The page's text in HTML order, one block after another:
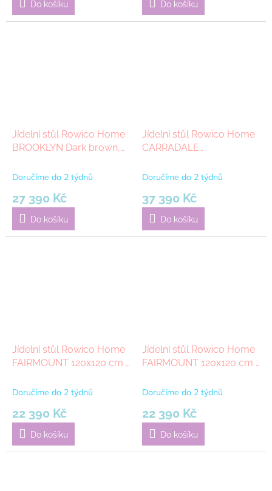
Do košíku Do košíku
Jídelní stůl Rowico Home
BROOKLYN Dark brown,
Doručíme do 2 týdnů
27 390 Kč
Do košíku
Jídelní stůl Rowico Home
CARRADALE
220x100 cm | přírodní,
Doručíme do 2 týdnů
37 390 Kč
Do košíku
Jídelní stůl Rowico Home
FAIRMOUNT 120x120 cm |
Doručíme do 2 týdnů
22 390 Kč
Do košíku
Jídelní stůl Rowico Home
FAIRMOUNT 120x120 cm |
Doručíme do 2 týdnů
22 390 Kč
Do košíku